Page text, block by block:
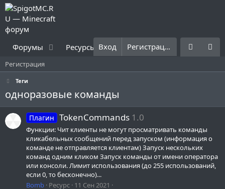
Форумы Ресурсы Что нового? Правила
Вход Регистрация
Регистрация
Теги
одноразовые команды
Плагин TokenCommands 1.0
Функции: Чит клиенты не могут просматривать команды
кликабельных сообщений перед запуском (информация о
команде не отправляется клиентам) Запуск нескольких
команд одним кликом Запуск команды от имени оператора
или консоли. Лимит использования (до 255 использований,
если 0, то бесконечно)...
Bomb Ресурс 11 Сен 2021